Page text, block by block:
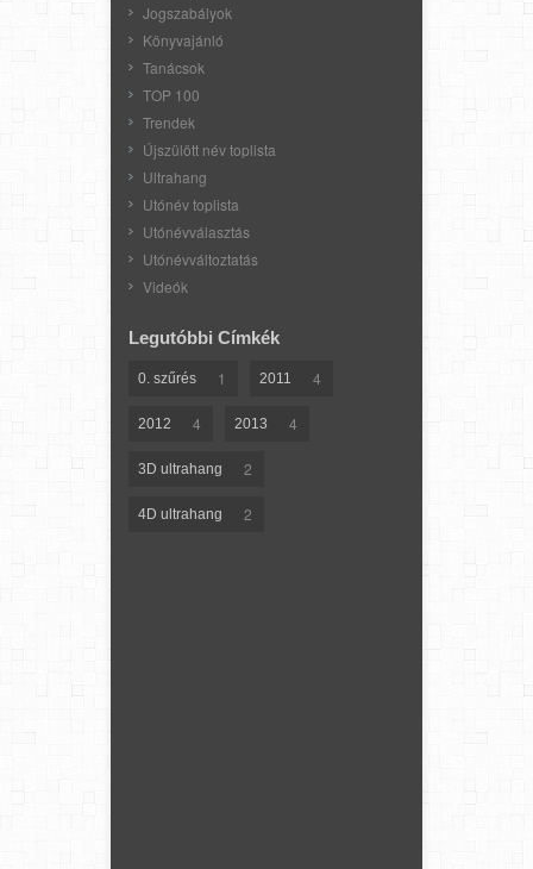
Jogszabályok
Könyvajánló
Tanácsok
TOP 100
Trendek
Újszülött név toplista
Ultrahang
Utónév toplista
Utónévválasztás
Utónévváltoztatás
Videók
Legutóbbi Címkék
0. szűrés 1 2011 4
2012 4 2013 4
3D ultrahang 2
4D ultrahang 2